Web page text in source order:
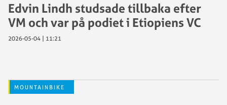
Edvin Lindh studsade tillbaka efter
VM och var på podiet i Etiopiens VC
2026-05-04 | 11:21
MOUNTAINBIKE